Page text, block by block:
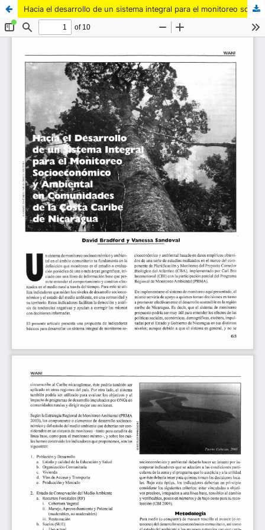
Hacia el desarrollo de un sistema integral para el monitoreo socioeconómico y ambiental en comunidades de la Costa Caribe de Nicaragua